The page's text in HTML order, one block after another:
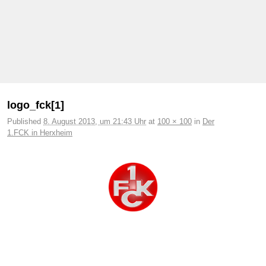
Bilder-Navigation
logo_fck[1]
Published 8. August 2013, um 21:43 Uhr at 100 × 100 in Der
1.FCK in Herxheim